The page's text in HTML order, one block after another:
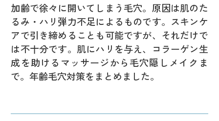
加齢で徐々に開いてしまう毛穴。原因は肌のた
るみ・ハリ弾力不足によるものです。スキンケ
アで引き締めることも可能ですが、それだけで
は不十分です。肌にハリを与え、コラーゲン生
成を助けるマッサージから毛穴隠しメイクま
で。年齢毛穴対策をまとめました。